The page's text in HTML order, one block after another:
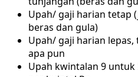
Upah/ gaji harian tetap
beras dan gula)
Upah/ gaji harian
apa pun
Upah kwintalan 9